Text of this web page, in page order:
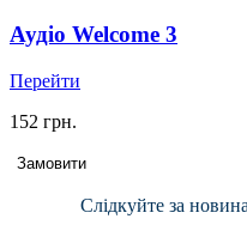
Аудіо Welcome 3
Перейти
152 грн.
Замовити
Слідкуйте за